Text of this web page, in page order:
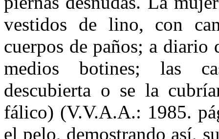
vestidos de lino, con
cuerpos de paños; a diario
medios botines; las
descubierta o se la
fálico) (V.V.A.A.: 1985.
el pelo, demostrando así,